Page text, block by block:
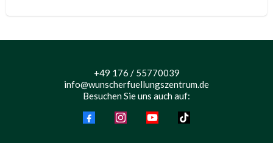
+49 176 / 55770039
info@wunscherfuellungszentrum.de
Besuchen Sie uns auch auf: